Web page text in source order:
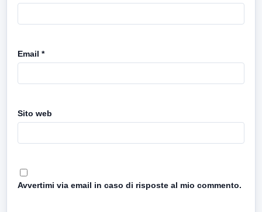
Email *
Sito web
Avvertimi via email in caso di risposte al mio commento.